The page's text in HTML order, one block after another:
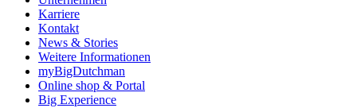
Karriere
Kontakt
News & Stories
Weitere Informationen
myBigDutchman
Online shop & Portal
Big Experience